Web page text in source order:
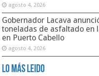
agosto 4, 2026
Gobernador Lacava
toneladas de asfaltado en
en Puerto Cabello
agosto 4, 2026
Lo Más Leido